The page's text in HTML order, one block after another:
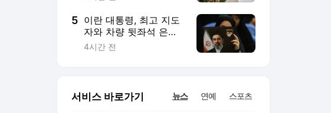
5 이란 대통령, 최고 지도
자와 차량 뒷좌석 은밀
한 만남?…“얼굴도 못보
4시간 전
서비스 바로가기 뉴스 연예 스포츠